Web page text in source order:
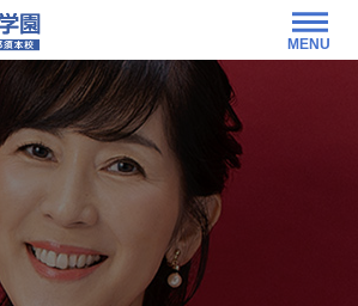
MENU